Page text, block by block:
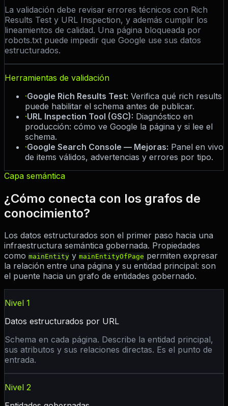
La validación debe revisar errores técnicos con Rich
Results Test y URL Inspection, y además cumplir los
lineamientos de calidad. Una página bloqueada por
robots.txt puede impedir que Google use sus datos
estructurados.
Herramientas de validación
·Google Rich Results Test: Verifica qué rich results
puede habilitar el schema antes de publicar.
·URL Inspection Tool (GSC): Diagnóstico en
producción: cómo ve Google la página y si lee el
schema.
·Google Search Console — Mejoras: Panel en vivo
de items válidos, advertencias y errores por tipo.
Capa semántica
¿Cómo conecta con los grafos de
conocimiento?
Los datos estructurados son el primer paso hacia una
infraestructura semántica gobernada. Propiedades
como mainEntity y mainEntityOfPage permiten expresar
la relación entre una página y su entidad principal: son
el puente hacia un grafo de entidades gobernado.
Nivel 1
Datos estructurados por URL
Schema en cada página. Describe la entidad principal,
sus atributos y sus relaciones directas. Es el punto de
entrada.
Nivel 2